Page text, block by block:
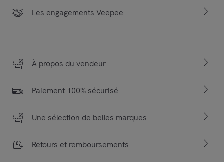
Les engagements Veepee
À propos du vendeur
Paiement 100% sécurisé
Une sélection de belles marques
Retours et remboursements